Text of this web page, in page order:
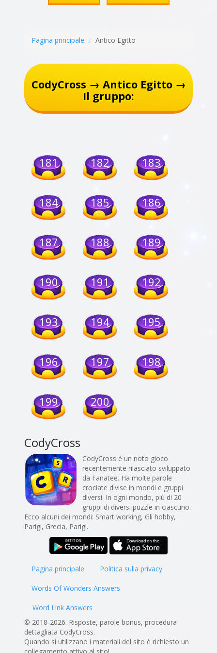
Pagina principale Antico Egitto
CodyCross → Antico Egitto →
Il gruppo:
181 182 183
184 185 186
187 188 189
190 191 192
193 194 195
196 197 198
199 200
CodyCross
CodyCross è un noto gioco
recentemente rilasciato sviluppato
da Fanatee. Ha molte parole
crociate divise in mondi e gruppi
diversi. In ogni mondo, più di 20
gruppi di diversi puzzle in ciascuno.
Ecco alcuni dei mondi: Smart working, Gli hobby,
Parigi, Grecia, Parigi.
Pagina principale Politica sulla privacy
Words Of Wonders Answers
Word Link Answers
© 2018-2026. Risposte, parole bonus, procedura
dettagliata CodyCross.
Quando si utilizzano i materiali del sito è richiesto un